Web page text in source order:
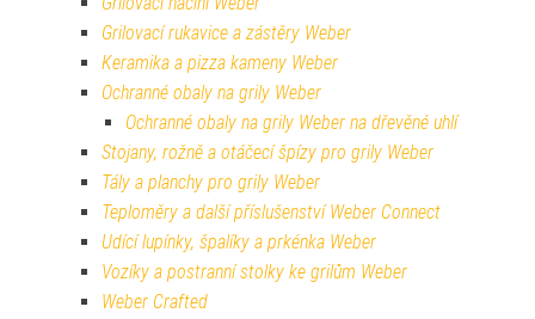
Grilovací rukavice a zástěry Weber
Keramika a pizza kameny Weber
Ochranné obaly na grily Weber
Ochranné obaly na grily Weber na dřevěné uhlí
Stojany, rožně a otáčecí špízy pro grily Weber
Tály a planchy pro grily Weber
Teploměry a další příslušenství Weber Connect
Udící lupínky, špalíky a prkénka Weber
Vozíky a postranní stolky ke grilům Weber
Weber Crafted